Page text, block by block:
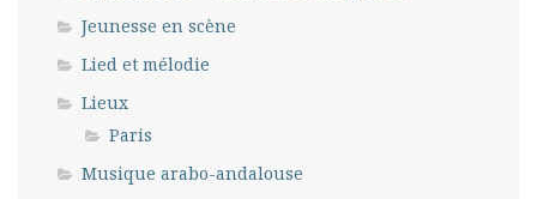
Jeunesse en scène
Lied et mélodie
Lieux
Paris
Musique arabo-andalouse